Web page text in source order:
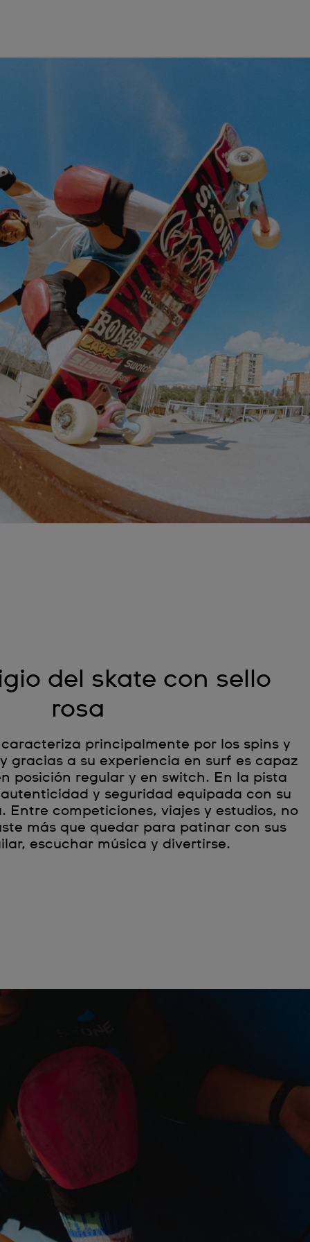
del skate con sello
rosa
principalmente por los spins y
gracias a su experiencia en surf es capaz
posición regular y en switch. En la pista
y seguridad equipada con su
Entre competiciones, viajes y estudios, no
más que quedar para patinar con sus
escuchar música y divertirse.